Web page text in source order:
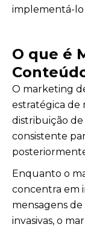
implementá-lo
O que é
O marketing
estratégica de
distribuição
consistente
Enquanto o
concentra em
mensagens
invasivas, o